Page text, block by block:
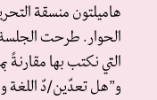
هاميلتون منسقة
الحوار. طرحت الجلسة
التي نكتب بها مقارنةً
و”هل تعدّين/دّ اللغة